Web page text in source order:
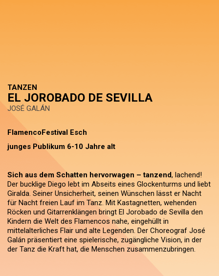
TANZEN
EL JOROBADO DE SEVILLA
JOSÉ GALÁN
FlamencoFestival Esch
junges Publikum 6-10 Jahre alt
Sich aus dem Schatten hervorwagen – tanzend, lachend!
Der bucklige Diego lebt im Abseits eines Glockenturms und liebt
Giralda. Seiner Unsicherheit, seinen Wünschen lässt er Nacht
für Nacht freien Lauf im Tanz. Mit Kastagnetten, wehenden
Röcken und Gitarrenklängen bringt El Jorobado de Sevilla den
Kindern die Welt des Flamencos nahe, eingehüllt in
mittelalterliches Flair und alte Legenden. Der Choreograf José
Galán präsentiert eine spielerische, zugängliche Vision, in der
der Tanz die Kraft hat, die Menschen zusammenzubringen.